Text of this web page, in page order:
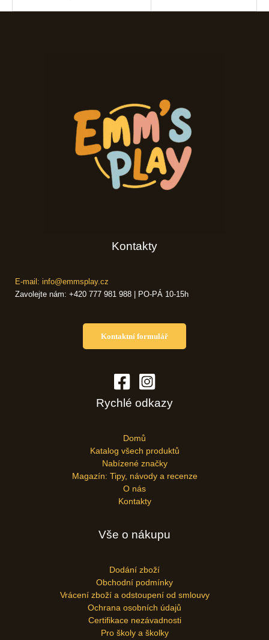
Kontakty
E-mail: info@emmsplay.cz
Zavolejte nám: +420 777 981 988 | PO-PÁ 10-15h
Kontaktní formulář
Rychlé odkazy
Domů
Katalog všech produktů
Nabízené značky
Magazín: Tipy, návody a recenze
O nás
Kontakty
Vše o nákupu
Dodání zboží
Obchodní podmínky
Vrácení zboží a odstoupení od smlouvy
Ochrana osobních údajů
Certifikace nezávadnosti
Pro školy a školky